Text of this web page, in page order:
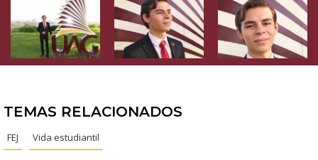
TEMAS RELACIONADOS
FEJ Vida estudiantil